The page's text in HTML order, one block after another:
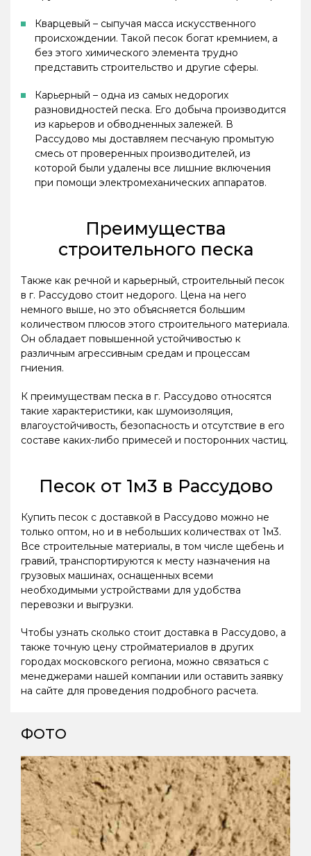
Кварцевый – сыпучая масса искусственного
происхождении. Такой песок богат кремнием, а
без этого химического элемента трудно
представить строительство и другие сферы.
Карьерный – одна из самых недорогих
разновидностей песка. Его добыча производится
из карьеров и обводненных залежей. В
Рассудово мы доставляем песчаную промытую
смесь от проверенных производителей, из
которой были удалены все лишние включения
при помощи электромеханических аппаратов.
Преимущества
строительного песка
Также как речной и карьерный, строительный песок
в г. Рассудово стоит недорого. Цена на него
немного выше, но это объясняется большим
количеством плюсов этого строительного материала.
Он обладает повышенной устойчивостью к
различным агрессивным средам и процессам
гниения.
К преимуществам песка в г. Рассудово относятся
такие характеристики, как шумоизоляция,
влагоустойчивость, безопасность и отсутствие в его
составе каких-либо примесей и посторонних частиц.
Песок от 1м3 в Рассудово
Купить песок с доставкой в Рассудово можно не
только оптом, но и в небольших количествах от 1м3.
Все строительные материалы, в том числе щебень и
гравий, транспортируются к месту назначения на
грузовых машинах, оснащенных всеми
необходимыми устройствами для удобства
перевозки и выгрузки.
Чтобы узнать сколько стоит доставка в Рассудово, а
также точную цену стройматериалов в других
городах московского региона, можно связаться с
менеджерами нашей компании или оставить заявку
на сайте для проведения подробного расчета.
ФОТО